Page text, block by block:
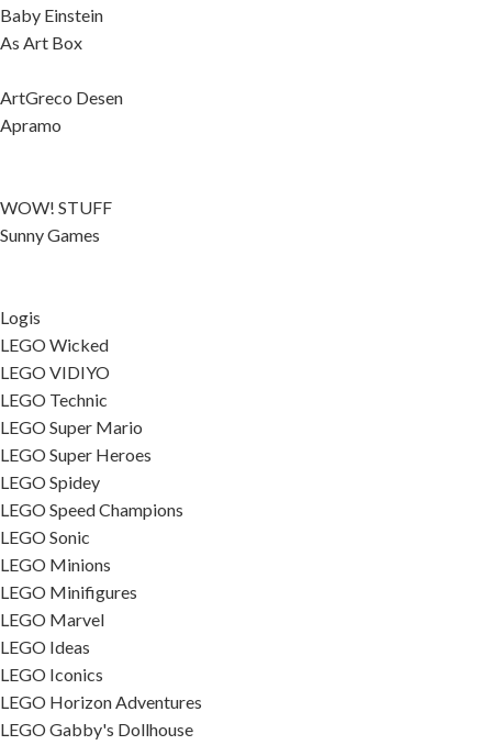
Baby Einstein
As Art Box
ArtGreco Desen
Apramo
WOW! STUFF
Sunny Games
Logis
LEGO Wicked
LEGO VIDIYO
LEGO Technic
LEGO Super Mario
LEGO Super Heroes
LEGO Spidey
LEGO Speed Champions
LEGO Sonic
LEGO Minions
LEGO Minifigures
LEGO Marvel
LEGO Ideas
LEGO Iconics
LEGO Horizon Adventures
LEGO Gabby's Dollhouse